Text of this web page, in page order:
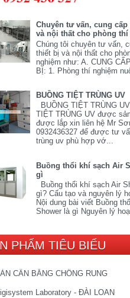
Chuyên tư vấn, cung cấp
và nội thất cho phòng thí
Chúng tôi chuyên tư vấn,
thiết bị và nội thất cho
nghiệm như: A. CUNG
BỊ: 1. Phòng thí nghiệm
BUỒNG TIỆT TRÙNG UV
BUỒNG TIỆT TRÙNG
TIỆT TRÙNG UV được
được lắp xin liên hệ Mr
0932436327 để được tư
trùng uv phù hợp vớ...
Buồng thổi khí sạch Air
gì
Buồng thổi khí sạch Air
gì? Cấu tạo và nguyên lý
Nội dung bài viết Buồng
Shower là gì Nguyên lý
PHẨM TIÊU BIỂU
CÂN BẰNG CHỐNG RUNG
Laboratory - ĐÀI LOAN